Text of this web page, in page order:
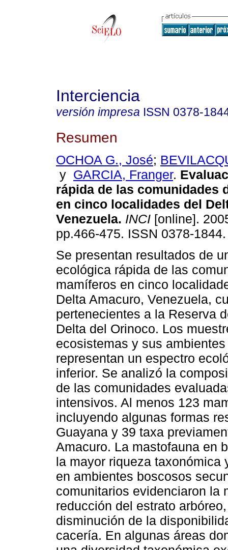
Interciencia
versión impresa ISSN 0378-
Resumen
OCHOA G., José;
y GARCIA, Franger.
rápida de las comunidades
en cinco localidades del
Venezuela. INCI [online].
pp.466-475. ISSN 0378-1844.
Se presentan resultados de
ecológica rápida de las
mamíferos en cinco
Delta Amacuro, Venezuela,
pertenecientes a la Reserva
Delta del Orinoco. Los
ecosistemas y sus
representan un espectro
inferior. Se analizó la
de las comunidades
intensivos. Al menos 123
incluyendo algunas formas
Guayana y 39 taxa
Amacuro. La mastofauna en
la mayor riqueza taxonómica
en ambientes boscosos
comunitarios evidenciaron la
reducción del estrato
disminución de la
cacería. En algunas áreas